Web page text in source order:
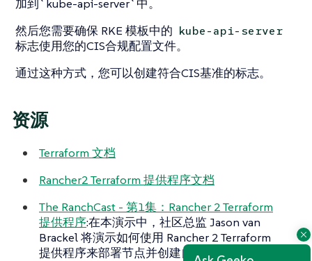
加到`kube-api-server`中。
然后您需要确保 RKE 模板中的 kube-api-server
标志使用您的CIS合规配置文件。
通过这种方式，您可以创建符合CIS基准的标志。
资源
Terraform 文档
Rancher2 Terraform 提供程序文档
The RanchCast - 第1集：Rancher 2 Terraform
提供程序:在本演示中，社区总监 Jason van
Brackel 将演示如何使用 Rancher 2 Terraform
提供程序来部署节点并创建自定义集群。